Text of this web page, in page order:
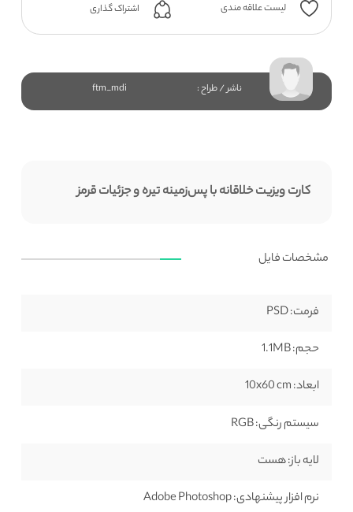
لیست علاقه مندی اشتراک گذاری
ناشر / طراح : ftm_mdi
کارت ویزیت خلاقانه با پس‌زمینه تیره و جزئیات قرمز
مشخصات فایل
فرمت:
حجم:
ابعاد:
سیستم رنگی:
لایه باز:هست
نرم افزار پیشنهادی: